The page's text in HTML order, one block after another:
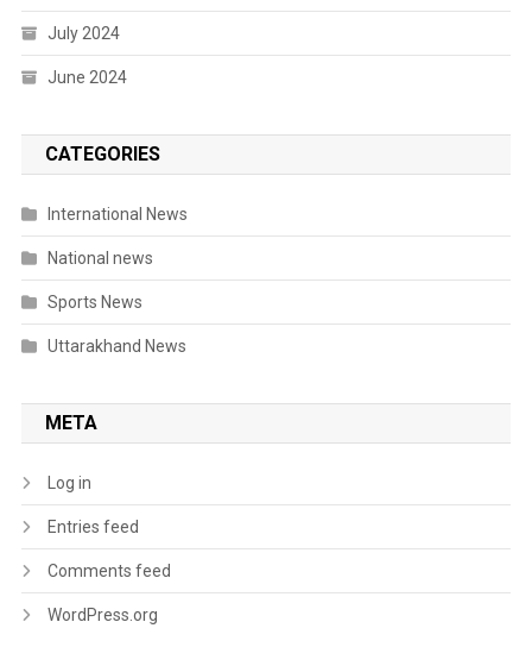
July 2024
June 2024
CATEGORIES
International News
National news
Sports News
Uttarakhand News
META
Log in
Entries feed
Comments feed
WordPress.org